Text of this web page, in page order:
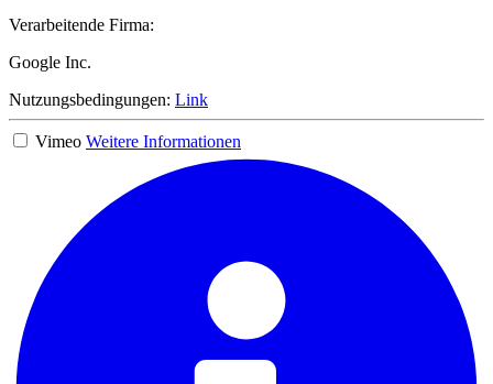
Verarbeitende Firma:
Google Inc.
Nutzungsbedingungen: Link
Vimeo Weitere Informationen